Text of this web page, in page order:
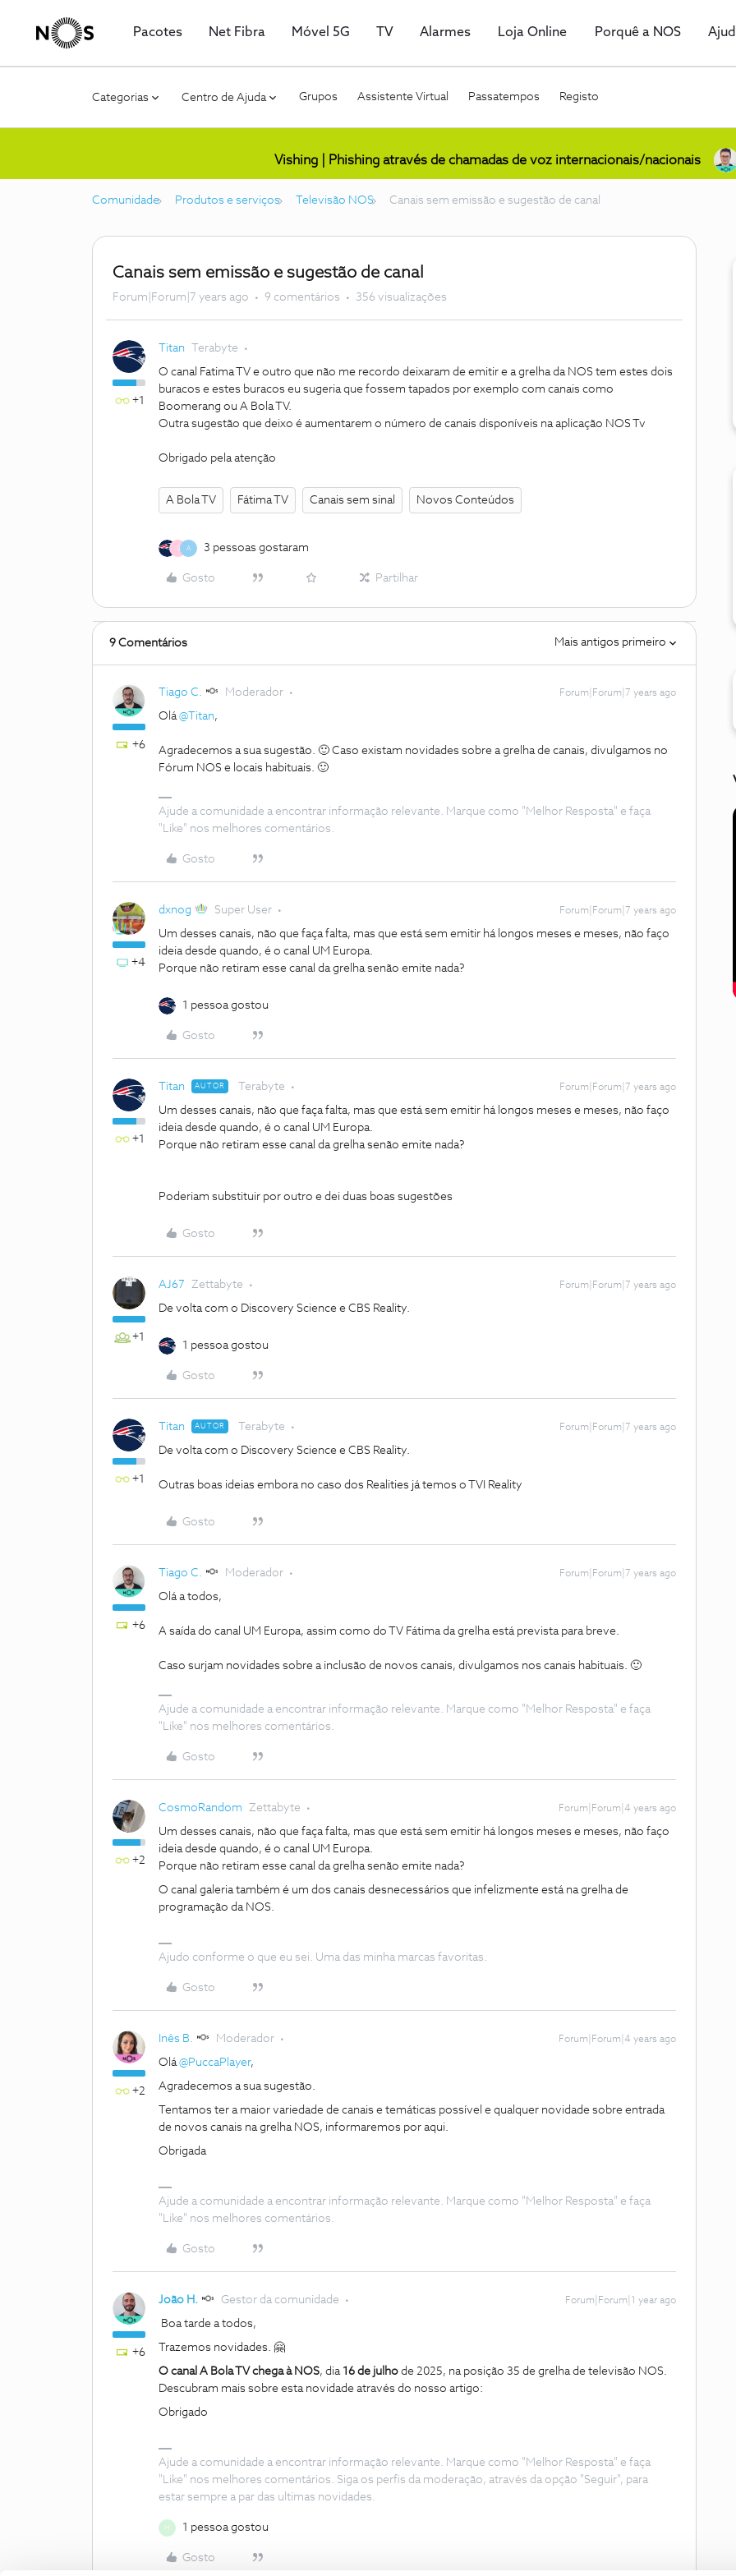
Pacotes Net Fibra Móvel 5G TV Alarmes Loja Online Porquê a NOS
Categorias Centro de Ajuda Grupos Assistente Virtual Passatempos Registo
Vishing | Phishing através de chamadas de voz internacionais/nacionais
Comunidade Produtos e serviços Televisão NOS Canais sem emissão e sugestão de canal
Canais sem emissão e sugestão de canal
Forum|Forum|7 years ago 9 comentários 356 visualizações
+1
Titan Terabyte
O canal Fatima TV e outro que não me recordo deixaram de emitir e a grelha da NOS tem estes dois
buracos e estes buracos eu sugeria que fossem tapados por exemplo com canais como
Boomerang ou A Bola TV.
Outra sugestão que deixo é aumentarem o número de canais disponíveis na aplicação NOS Tv
Obrigado pela atenção
A Bola TV Fátima TV Canais sem sinal Novos Conteúdos
S A 3 pessoas gostaram
Gosto Partilhar
9 Comentários Mais antigos primeiro
+6
Tiago C. Moderador Forum|Forum|7 years ago
Olá@Titan,
Agradecemos a sua sugestão. 🙂 Caso existam novidades sobre a grelha de canais, divulgamos no
Fórum NOS e locais habituais. 🙂
Ajude a comunidade a encontrar informação relevante. Marque como "Melhor Resposta" e faça
"Like" nos melhores comentários.
Gosto
+4
dxnog Super User Forum|Forum|7 years ago
Um desses canais, não que faça falta, mas que está sem emitir há longos meses e meses, não faço
ideia desde quando, é o canal UM Europa.
Porque não retiram esse canal da grelha senão emite nada?
1 pessoa gostou
Gosto
+1
Titan AUTOR Terabyte Forum|Forum|7 years ago
Um desses canais, não que faça falta, mas que está sem emitir há longos meses e meses, não faço
ideia desde quando, é o canal UM Europa.
Porque não retiram esse canal da grelha senão emite nada?
Poderiam substituir por outro e dei duas boas sugestões
Gosto
+1
AJ67 Zettabyte Forum|Forum|7 years ago
De volta com o Discovery Science e CBS Reality.
1 pessoa gostou
Gosto
+1
Titan AUTOR Terabyte Forum|Forum|7 years ago
De volta com o Discovery Science e CBS Reality.
Outras boas ideias embora no caso dos Realities já temos o TVI Reality
Gosto
+6
Tiago C. Moderador Forum|Forum|7 years ago
Olá a todos,
A saída do canal UM Europa, assim como do TV Fátima da grelha está prevista para breve.
Caso surjam novidades sobre a inclusão de novos canais, divulgamos nos canais habituais. 🙂
Ajude a comunidade a encontrar informação relevante. Marque como "Melhor Resposta" e faça
"Like" nos melhores comentários.
Gosto
+2
CosmoRandom Zettabyte Forum|Forum|4 years ago
Um desses canais, não que faça falta, mas que está sem emitir há longos meses e meses, não faço
ideia desde quando, é o canal UM Europa.
Porque não retiram esse canal da grelha senão emite nada?
O canal galeria também é um dos canais desnecessários que infelizmente está na grelha de
programação da NOS.
Ajudo conforme o que eu sei. Uma das minha marcas favoritas.
Gosto
+2
Inês B. Moderador Forum|Forum|4 years ago
Olá@PuccaPlayer,
Agradecemos a sua sugestão.
Tentamos ter a maior variedade de canais e temáticas possível e qualquer novidade sobre entrada
de novos canais na grelha NOS, informaremos por aqui.
Obrigada
Ajude a comunidade a encontrar informação relevante. Marque como "Melhor Resposta" e faça
"Like" nos melhores comentários.
Gosto
+6
João H. Gestor da comunidade Forum|Forum|1 year ago
Boa tarde a todos,
Trazemos novidades. 🤗
O canal A Bola TV chega à NOS, dia 16 de julho de 2025, na posição 35 de grelha de televisão NOS.
Descubram mais sobre esta novidade através do nosso artigo:
Obrigado
Ajude a comunidade a encontrar informação relevante. Marque como "Melhor Resposta" e faça
"Like" nos melhores comentários. Siga os perfis da moderação, através da opção "Seguir", para
estar sempre a par das ultimas novidades.
M 1 pessoa gostou
Gosto